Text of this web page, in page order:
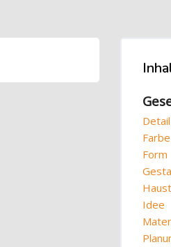
Detail
Farbe
Form
Idee